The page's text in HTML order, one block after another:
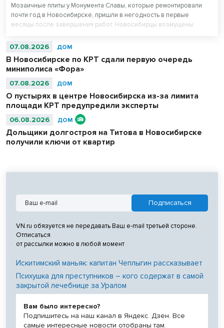
Мозаичные плиты у Монумента Славы, которые ремонтировали
почти год в Новосибирске, пришли в негодность в первые
месяцы после завершения работ. Новосибирцы возмущены
07.08.2026 ДОМ
В Новосибирске по КРТ сдали первую очередь
миниполиса «Фора»
07.08.2026 ДОМ
О пустырях в центре Новосибирска из-за лимита
площади КРТ предупредили эксперты
06.08.2026 ДОМ
Дольщики долгостроя на Титова в Новосибирске
получили ключи от квартир
VN.ru обязуется не передавать Ваш e-mail третьей стороне.
Отписаться
от рассылки можно в любой момент
Искитимский маньяк: капитан Чеплыгин рассказывает
Психушка для преступников – кого содержат в самой
закрытой лечебнице за Уралом
Вам было интересно?
Подпишитесь на наш канал в Яндекс. Дзен. Все
самые интересные новости отобраны там.